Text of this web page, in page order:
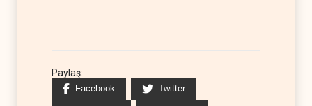
Paylaş:
Facebook Twitter